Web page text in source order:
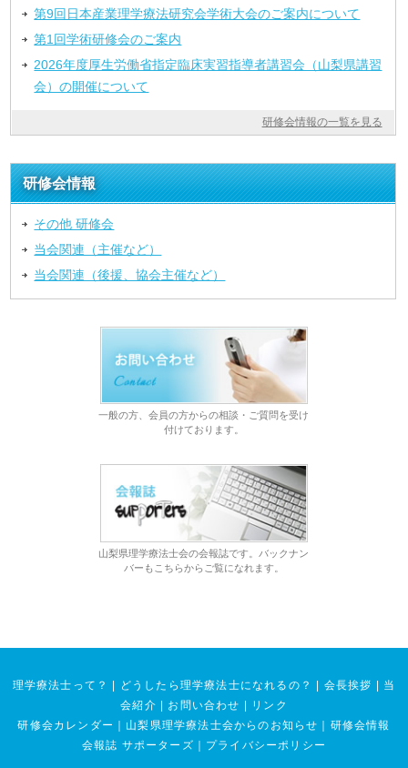
第9回日本産業理学療法研究会学術大会のご案内について
第1回学術研修会のご案内
2026年度厚生労働省指定臨床実習指導者講習会（山梨県講習
会）の開催について
研修会情報の一覧を見る
研修会情報
その他 研修会
当会関連（主催など）
当会関連（後援、協会主催など）
一般の方、会員の方からの相談・ご質問を受け
付けております。
山梨県理学療法士会の会報誌です。バックナン
バーもこちらからご覧になれます。
理学療法士って？ | どうしたら理学療法士になれるの？ | 会長挨拶 | 当
会紹介 | お問い合わせ | リンク
研修会カレンダー ｜ 山梨県理学療法士会からのお知らせ ｜ 研修会情報
会報誌 サポーターズ ｜ プライバシーポリシー